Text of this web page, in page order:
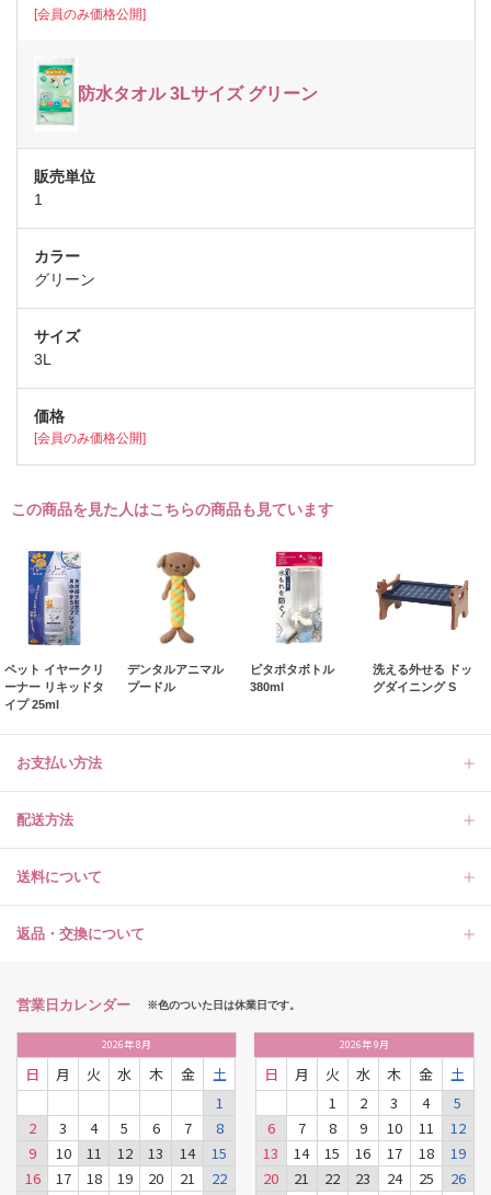
[会員のみ価格公開]
防水タオル 3Lサイズ グリーン
1
グリーン
3L
[会員のみ価格公開]
この商品を見た人はこちらの商品も見ています
ペット イヤークリ
ーナー リキッドタ
イプ 25ml
デンタルアニマル
プードル
ピタポタボトル
380ml
洗える外せる ドッ
グダイニング S
お支払い方法
配送方法
送料について
返品・交換について
営業日カレンダー ※色のついた日は休業日です。
2026年8月
日 月 火 水 木 金
土
1
2
3 4 5 6 7
8
9
10 11 12 13 14
15
16
17 18 19 20 21
22
2026年9月
日 月 火 水 木 金
土
1
2 3 4
5
6
7 8 9 10 11
12
13
14 15 16 17 18
19
20
21 22 23 24 25
26